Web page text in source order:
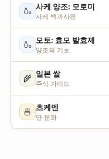
🍶 사케 양조: 모로미
사케 백과사전
🍶 모토: 효모 발효제
양조의 기초
🌾 일본 쌀
주식 가이드
🍜 츠케멘
면 문화